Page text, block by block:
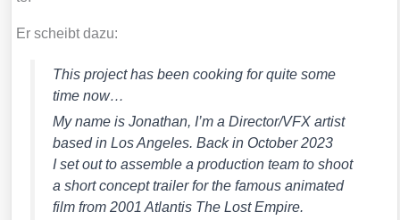
Er scheibt dazu:
This pro­ject has been coo­king for quite some
time now…
My name is Jona­than, I’m a Director/​VFX artist
based in Los Ange­les. Back in Octo­ber 2023
I set out to assem­ble a pro­duc­tion team to shoot
a short con­cept trai­ler for the famous ani­ma­ted
film from 2001 Atlan­tis The Lost Empire.